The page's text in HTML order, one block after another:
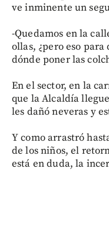
ve inminente un
-Quedamos en la
ollas, ¿pero eso
dónde poner las
En el sector, en la
que la Alcaldía
les dañó neveras y
Y como arrastró
de los niños, el
está en duda, la